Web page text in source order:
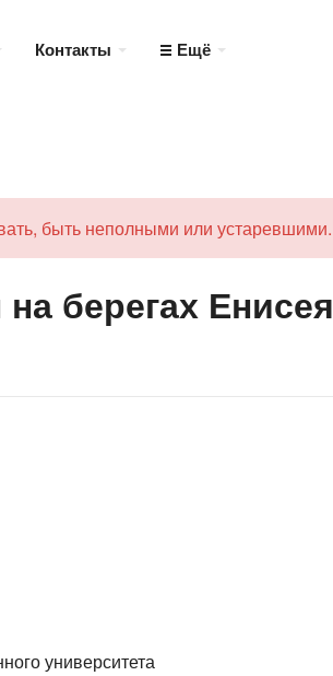
Контакты Ещё
быть неполными или устаревшими.
берегах Енисея
университета